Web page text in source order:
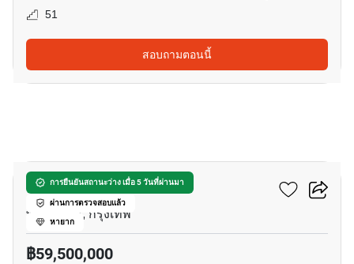
51
สอบถามตอนนี้
การยืนยันสถานะว่าง เมื่อ 5 วันที่ผ่านมา
ผ่านการตรวจสอบแล้ว
หายาก
ดิ เอ็มโพริโอ เพลส
พร้อมพงษ์, กรุงเทพ
฿59,500,000